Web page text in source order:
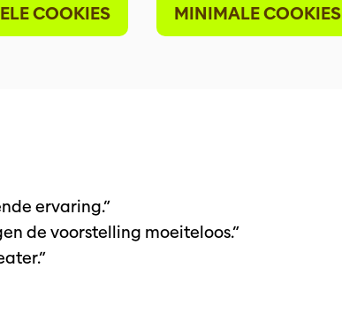
COOKIES MINIMALE COOKIES
ervaring.”
de voorstelling moeiteloos.”